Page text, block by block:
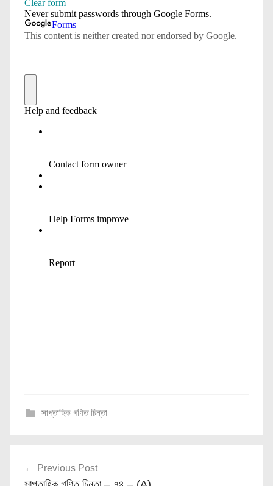
সাপ্তাহিক গণিত চিন্তা
navigation
Previous Post